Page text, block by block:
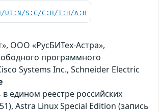
UI:N/S:C/C:H/I:H/A:H
ООО «РусБИТех-Астра»,
программного
Systems Inc., Schneider Electric
едином реестре российских
Astra Linux Special Edition (запись